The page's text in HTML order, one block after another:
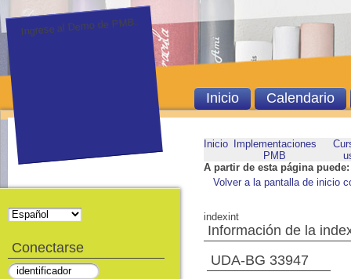
Inicio
Implementaciones
PMB
A partir de esta página puede:
Volver a la pantalla de inicio
indexint
Información de la
UDA-BG 33947
Ingrese al Demo de PMB.
Inicio Calendario
Conectarse